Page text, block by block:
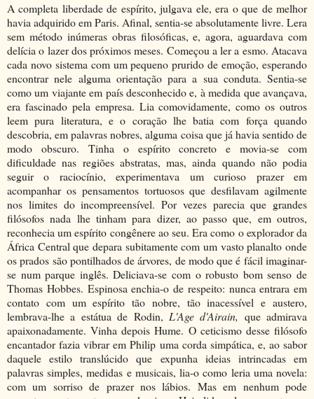
A completa liberdade de espírito, julgava ele, era o que de melhor
havia adquirido em Paris. Afinal, sentia-se absolutamente livre. Lera
sem método inúmeras obras filosóficas, e, agora, aguardava com
delícia o lazer dos próximos meses. Começou a ler a esmo. Atacava
cada novo sistema com um pequeno prurido de emoção, esperando
encontrar nele alguma orientação para a sua conduta. Sentia-se
como um viajante em país desconhecido e, à medida que avançava,
era fascinado pela empresa. Lia comovidamente, como os outros
leem pura literatura, e o coração lhe batia com força quando
descobria, em palavras nobres, alguma coisa que já havia sentido de
modo obscuro. Tinha o espírito concreto e movia-se com
dificuldade nas regiões abstratas, mas, ainda quando não podia
seguir o raciocínio, experimentava um curioso prazer em
acompanhar os pensamentos tortuosos que desfilavam agilmente
nos limites do incompreensível. Por vezes parecia que grandes
filósofos nada lhe tinham para dizer, ao passo que, em outros,
reconhecia um espírito congênere ao seu. Era como o explorador da
África Central que depara subitamente com um vasto planalto onde
os prados são pontilhados de árvores, de modo que é fácil imaginar-
se num parque inglês. Deliciava-se com o robusto bom senso de
Thomas Hobbes. Espinosa enchia-o de respeito: nunca entrara em
contato com um espírito tão nobre, tão inacessível e austero,
lembrava-lhe a estátua de Rodin, L'Age d'Airain, que admirava
apaixonadamente. Vinha depois Hume. O ceticismo desse filósofo
encantador fazia vibrar em Philip uma corda simpática, e, ao sabor
daquele estilo translúcido que expunha ideias intrincadas em
palavras simples, medidas e musicais, lia-o como leria uma novela:
com um sorriso de prazer nos lábios. Mas em nenhum pode